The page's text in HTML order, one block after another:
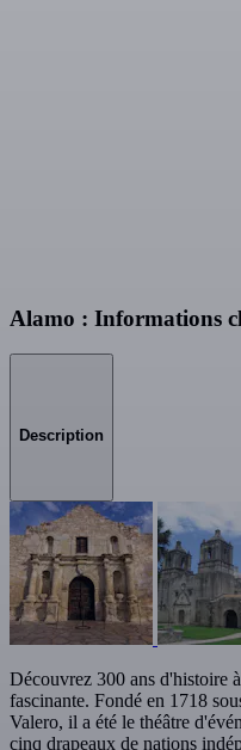
Alamo : Informations
Description
Découvrez 300 ans d'histoire
fascinante. Fondé en 1718
Valero, il a été le théâtre
cinq drapeaux de nations